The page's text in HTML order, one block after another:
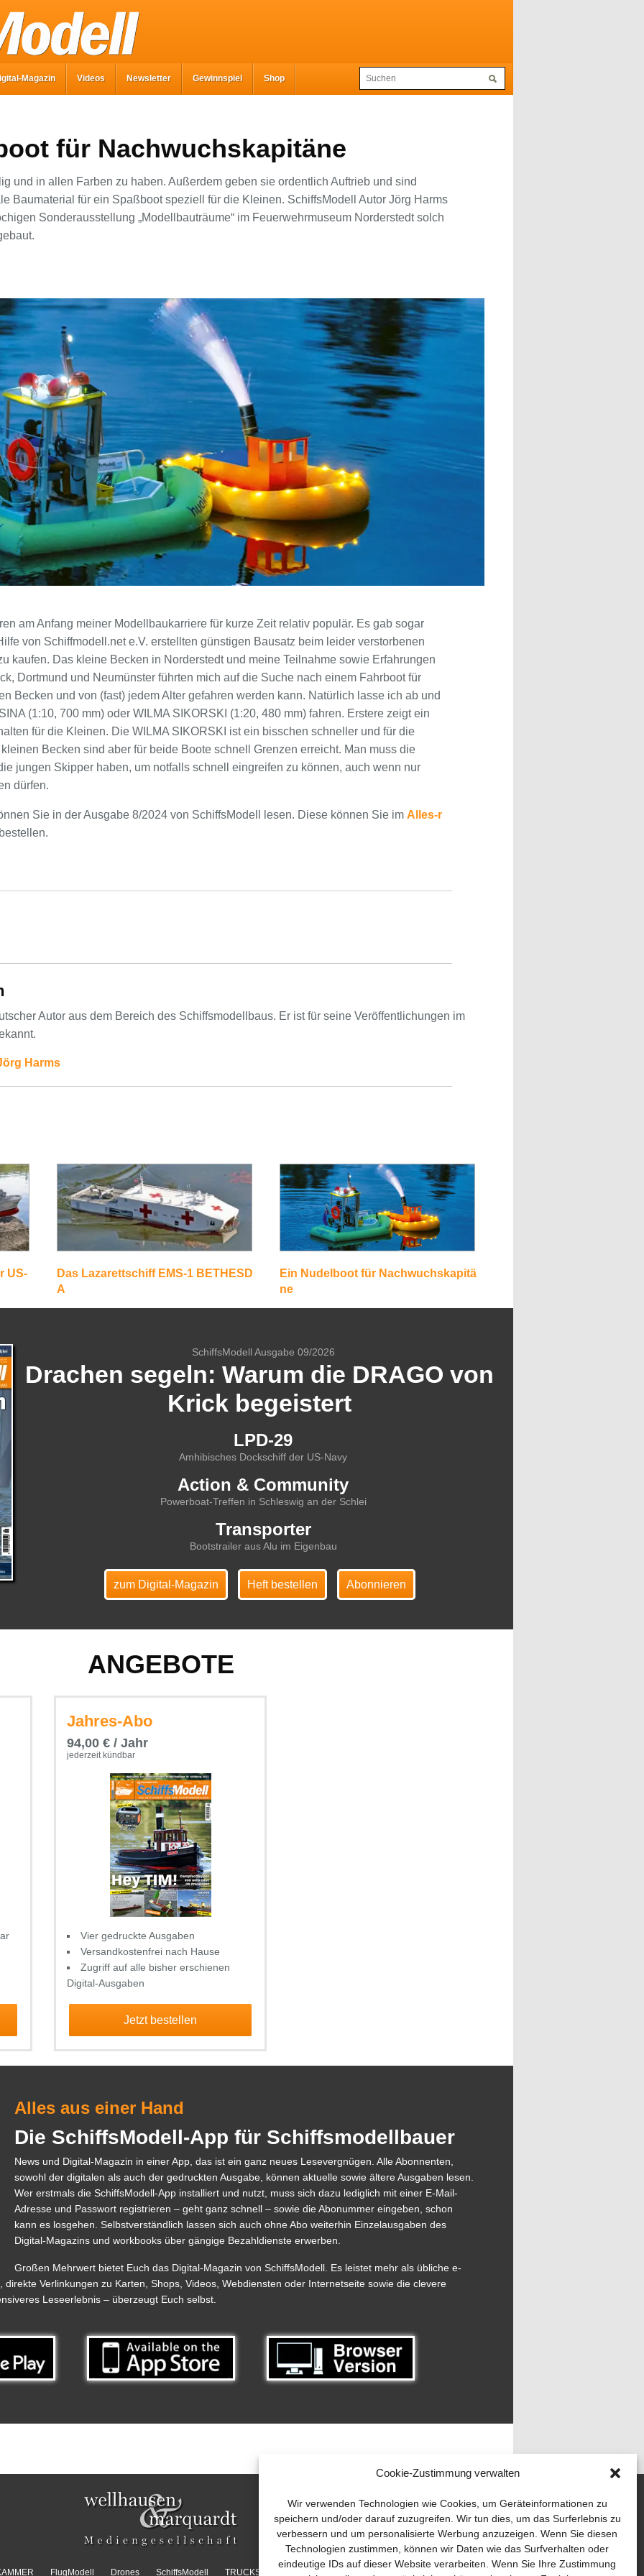
Cookie-Zustimmung verwalten
Wir verwenden Technologien wie Cookies, um Geräteinformationen zu
speichern und/oder darauf zuzugreifen. Wir tun dies, um das Surferlebnis zu
verbessern und um personalisierte Werbung anzuzeigen. Wenn Sie diesen
Technologien zustimmen, können wir Daten wie das Surfverhalten oder
eindeutige IDs auf dieser Website verarbeiten. Wenn Sie Ihre Zustimmung
Magazin Videos Newsletter Gewinnspiel Shop
für Nachwuchskapitäne
und in allen Farben zu haben. Außerdem geben sie ordentlich Auftrieb und sind
Baumaterial für ein Spaßboot speziell für die Kleinen. SchiffsModell Autor Jörg Harms
Sonderausstellung „Modellbauträume“ im Feuerwehrmuseum Norderstedt solch
am Anfang meiner Modellbaukarriere für kurze Zeit relativ populär. Es gab sogar
von Schiffmodell.net e.V. erstellten günstigen Bausatz beim leider verstorbenen
kaufen. Das kleine Becken in Norderstedt und meine Teilnahme sowie Erfahrungen
Dortmund und Neumünster führten mich auf die Suche nach einem Fahrboot für
Becken und von (fast) jedem Alter gefahren werden kann. Natürlich lasse ich ab und
(1:10, 700 mm) oder WILMA SIKORSKI (1:20, 480 mm) fahren. Erstere zeigt ein
für die Kleinen. Die WILMA SIKORSKI ist ein bisschen schneller und für die
kleinen Becken sind aber für beide Boote schnell Grenzen erreicht. Man muss die
jungen Skipper haben, um notfalls schnell eingreifen zu können, auch wenn nur
dürfen.
Sie in der Ausgabe 8/2024 von SchiffsModell lesen. Diese können Sie im Alles-r
Autor aus dem Bereich des Schiffsmodellbaus. Er ist für seine Veröffentlichungen im
Harms
US-
Das Lazarettschiff EMS-1 BETHESD
A
Ein Nudelboot für Nachwuchskapitä
ne
SchiffsModell Ausgabe 09/2026
Drachen segeln: Warum die DRAGO von
Krick begeistert
LPD-29
Amhibisches Dockschiff der US-Navy
Action & Community
Powerboat-Treffen in Schleswig an der Schlei
Transporter
Bootstrailer aus Alu im Eigenbau
zum Digital-Magazin Heft bestellen Abonnieren
ANGEBOTE
Jahres-Abo
94,00 € / Jahr
jederzeit kündbar
Vier gedruckte Ausgaben
Versandkostenfrei nach Hause
Zugriff auf alle bisher erschienen
Digital-Ausgaben
Jetzt bestellen
Alles aus einer Hand
Die SchiffsModell-App für Schiffsmodellbauer
News und Digital-Magazin in einer App, das ist ein ganz neues Lesevergnügen. Alle Abonnenten,
sowohl der digitalen als auch der gedruckten Ausgabe, können aktuelle sowie ältere Ausgaben lesen.
Wer erstmals die SchiffsModell-App installiert und nutzt, muss sich dazu lediglich mit einer E-Mail-
Adresse und Passwort registrieren – geht ganz schnell – sowie die Abonummer eingeben, schon
kann es losgehen. Selbstverständlich lassen sich auch ohne Abo weiterhin Einzelausgaben des
Digital-Magazins und workbooks über gängige Bezahldienste erwerben.
Großen Mehrwert bietet Euch das Digital-Magazin von SchiffsModell. Es leistet mehr als übliche e-
direkte Verlinkungen zu Karten, Shops, Videos, Webdiensten oder Internetseite sowie die clevere
Leseerlebnis – überzeugt Euch selbst.
FlugModell Drones SchiffsModell TRUCKS & Details RAD & KETTE